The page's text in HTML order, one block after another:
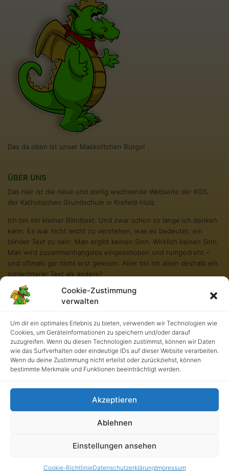
Cookie-Zustimmung
verwalten
Um dir ein optimales Erlebnis zu bieten, verwenden wir Technologien wie
Cookies, um Geräteinformationen zu speichern und/oder darauf
zuzugreifen. Wenn du diesen Technologien zustimmst, können wir Daten
wie das Surfverhalten oder eindeutige IDs auf dieser Website verarbeiten.
Wenn du deine Zustimmung nicht erteilst oder zurückziehst, können
bestimmte Merkmale und Funktionen beeinträchtigt werden.
Akzeptieren
Ablehnen
Einstellungen ansehen
Cookie-RichtlinieDatenschutzerklärungImpressum
Das da oben ist unser Maskottchen Burgo!
ÜBER UNS
Das hier ist die neue und stetig wachsende Webseite der KGS,
der Katholischen Grundschule in Krefeld-Hüls.
Ich bin ein kleiner Blindtext. Und zwar schon so lange ich denken
kann. Es war nicht leicht zu verstehen, was es bedeutet, ein
blinder Text zu sein: Man ergibt keinen Sinn. Wirklich keinen Sinn.
Man wird zusammenhangslos eingeschoben und rumgedreht –
und oftmals gar nicht erst gelesen. Aber bin ich allein deshalb ein
schlechterer Text als andere?
Na gut, ich werde nie in den Bestsellerlisten stehen. Aber andere
Texte schaffen das auch nicht. Und darum stört es mich nicht
lesen, so habe ich als kleiner Blindtext etwas geschafft, wovon all
die richtigen und wichtigen Texte meist nur träumen.
vorbehalten.